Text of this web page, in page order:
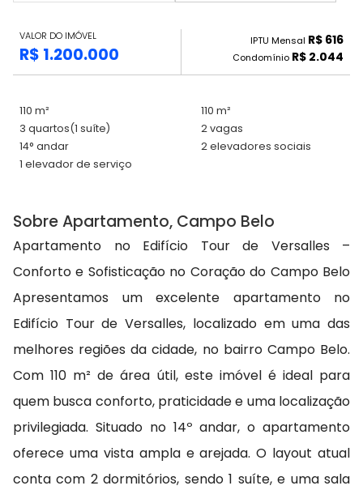
VALOR DO IMÓVEL
R$ 1.200.000
IPTU Mensal R$ 616
Condomínio R$ 2.044
110 m²
110 m²
3 quartos(1 suíte)
2 vagas
14° andar
2 elevadores sociais
1 elevador de serviço
Sobre Apartamento, Campo Belo
Apartamento no Edifício Tour de Versalles –
Conforto e Sofisticação no Coração do Campo Belo
Apresentamos um excelente apartamento no
Edifício Tour de Versalles, localizado em uma das
melhores regiões da cidade, no bairro Campo Belo.
Com 110 m² de área útil, este imóvel é ideal para
quem busca conforto, praticidade e uma localização
privilegiada. Situado no 14º andar, o apartamento
oferece uma vista ampla e arejada. O layout atual
conta com 2 dormitórios, sendo 1 suíte, e uma sala